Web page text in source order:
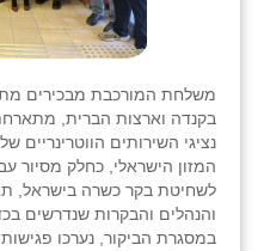
משלחת המורכבת מבכירים
בקנדה וארצות הברית,
נציגי השירותים הווטרינריים
המזון הישראלי, כחלק מסיור
לשחיטת בקר כשרה בישראל,
והנהלים והבקרות שנדרשים
במסגרת הביקור, נערכו פגישות
רמות השבים
שבי ציון
שדה ורבורג
שדה צבי